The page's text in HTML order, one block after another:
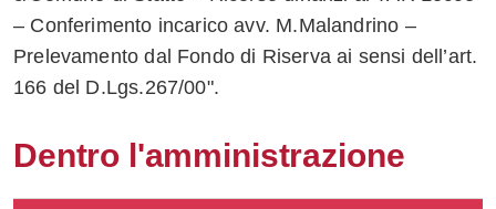
Facebook
su
– Conferimento incarico avv. M.Malandrino –
Prelevamento dal Fondo di Riserva ai sensi dell’art.
166 del D.Lgs.267/00".
Dentro l'amministrazione